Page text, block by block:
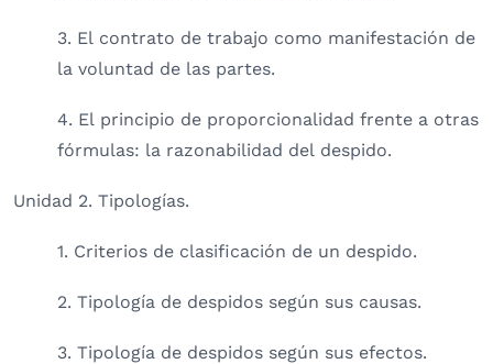
3. El contrato de trabajo como manifestación de
la voluntad de las partes.
4. El principio de proporcionalidad frente a otras
fórmulas: la razonabilidad del despido.
Unidad 2. Tipologías.
1. Criterios de clasificación de un despido.
2. Tipología de despidos según sus causas.
3. Tipología de despidos según sus efectos.